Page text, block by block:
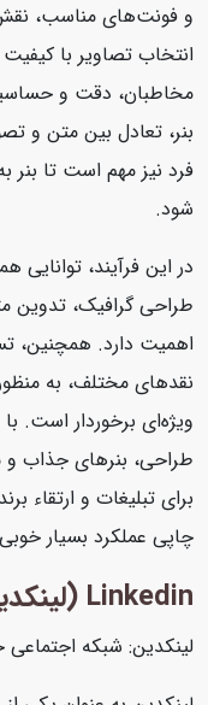
و فونت‌های مناسب، نقش
انتخاب تصاویر با
مخاطبان، دقت و
بنر، تعادل بین متن و
فرد نیز مهم است تا بنر
شود.
در این فرآیند،
طراحی گرافیک، تدوین
اهمیت دارد. همچنین،
نقدهای مختلف، به
ویژه‌ای برخوردار است.
طراحی، بنرهای جذاب و
برای تبلیغات و ارتقاء
چاپی عملکرد بسیار خوبی
Linkedin (لینکدین)
لینکدین: شبکه اجتماعی